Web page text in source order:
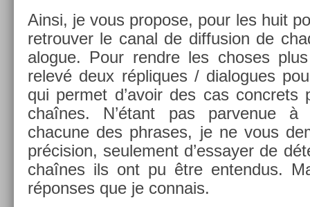
Ainsi, je vous pro­pose, pour les huit
retro­uv­er le canal de dif­fus­ion de
alogue. Pour re­ndre les choses plus
relevé deux répliques / di­alogues
qui per­met d’avoir des cas con­crets
chaînes. N’étant pas par­venue à
chacune des phrases, je ne vous
précis­ion, seule­ment d’es­say­er de
chaînes ils ont pu être en­ten­dus.
répon­ses que je con­nais.